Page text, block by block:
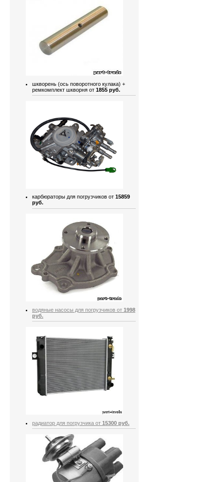
шкворень (ось поворотного кулака) +
ремкомплект шкворня от 1855 руб.
карбюраторы для погрузчиков от 15859
руб.
водяные насосы для погрузчиков от 1998
руб.
радиатор для погрузчика от 15300 руб.